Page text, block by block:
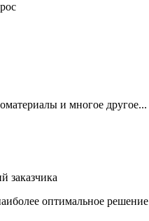
и многое другое...
заказчика
оптимальное решение